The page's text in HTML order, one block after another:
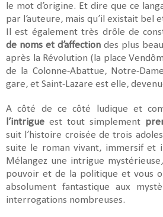
le mot d’origine. Et dire que ce
par l’auteure, mais qu’il existait bel
Il est également très drôle de
de noms et d’affection des plus
après la Révolution (la place
de la Colonne-Abattue, Notre-
gare, et Saint-Lazare est elle,
A côté de ce côté ludique et
l’intrigue est tout simplement
suit l’histoire croisée de trois
suite le roman vivant, immersif et
Mélangez une intrigue
pouvoir et de la politique et vous
absolument fantastique aux
interrogations nombreuses.